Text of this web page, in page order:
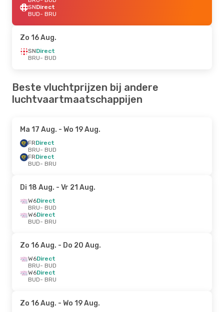
SNDirect
BUD- BRU
Zo 16 Aug.
SNDirect
BRU- BUD
Beste vluchtprijzen bij andere
luchtvaartmaatschappijen
Ma 17 Aug. - Wo 19 Aug.
FRDirect
BRU- BUD
FRDirect
BUD- BRU
Di 18 Aug. - Vr 21 Aug.
W6Direct
BRU- BUD
W6Direct
BUD- BRU
Zo 16 Aug. - Do 20 Aug.
W6Direct
BRU- BUD
W6Direct
BUD- BRU
Zo 16 Aug. - Wo 19 Aug.